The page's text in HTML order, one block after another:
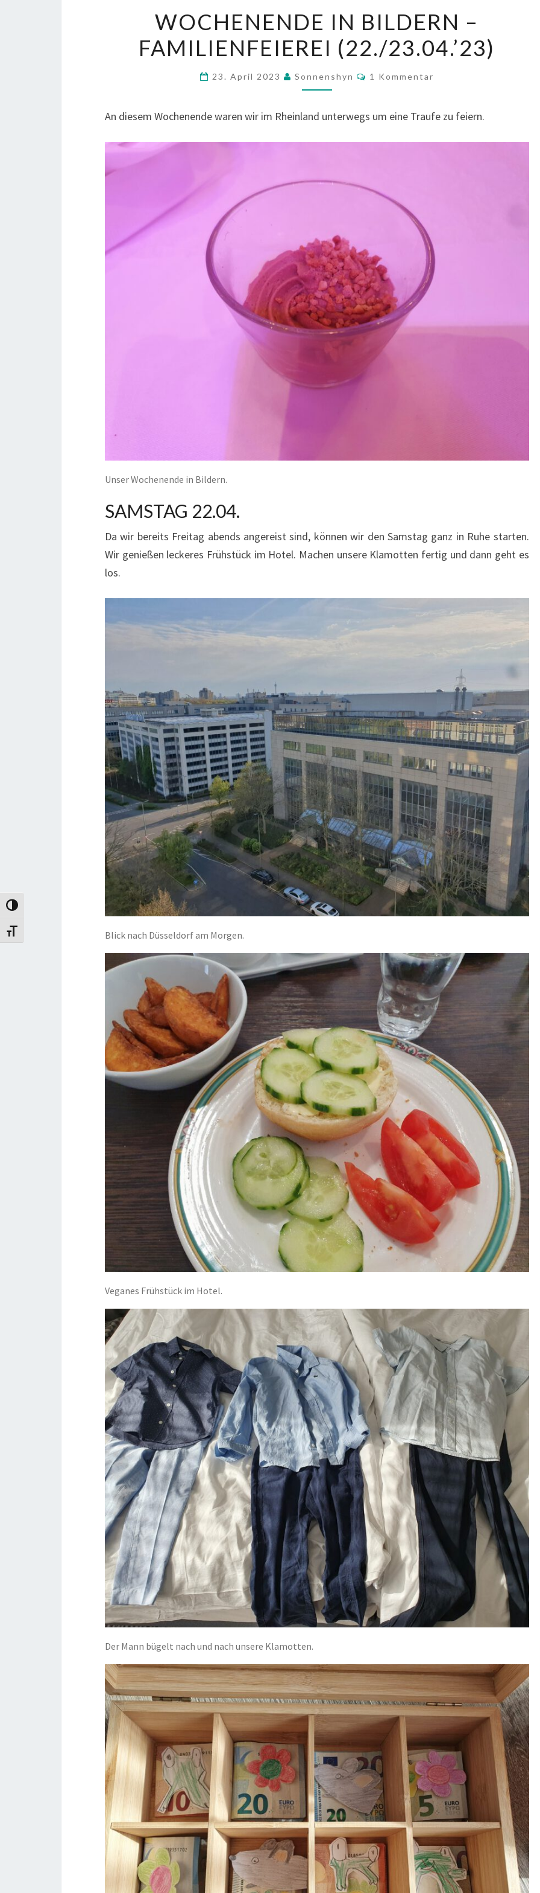
Umschalten auf hohe Kontraste
Schrift vergrößern
IN
BILDERN
–
FAMILIENFEIEREI
WOCHENENDE IN BILDERN –
FAMILIENFEIEREI (22./23.04.’23)
23. April 2023 Sonnenshyn Kommentare
1 Kommentar
An diesem Wochenende waren wir im Rheinland unterwegs um eine Traufe zu feiern.
Unser Wochenende in Bildern.
SAMSTAG 22.04.
Da wir bereits Freitag abends angereist sind, können wir den Samstag ganz in Ruhe starten.
Wir genießen leckeres Frühstück im Hotel. Machen unsere Klamotten fertig und dann geht es
los.
Blick nach Düsseldorf am Morgen.
Veganes Frühstück im Hotel.
Der Mann bügelt nach und nach unsere Klamotten.